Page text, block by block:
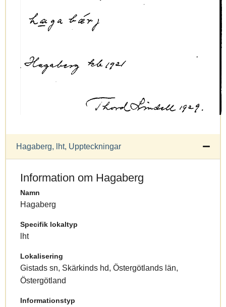
Hagaberg, lht, Uppteckningar
Information om Hagaberg
Namn
Hagaberg
Specifik lokaltyp
lht
Lokalisering
Gistads sn, Skärkinds hd, Östergötlands län,
Östergötland
Informationstyp